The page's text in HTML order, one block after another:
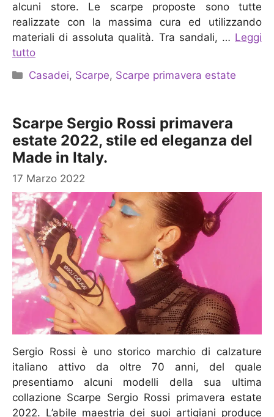
alcuni store. Le scarpe proposte sono tutte
realizzate con la massima cura ed utilizzando
materiali di assoluta qualità. Tra sandali, … Leggi
tutto
Categorie
Casadei, Scarpe, Scarpe primavera estate
Scarpe Sergio Rossi primavera
estate 2022, stile ed eleganza del
Made in Italy.
17 Marzo 2022
Sergio Rossi è uno storico marchio di calzature
italiano attivo da oltre 70 anni, del quale
presentiamo alcuni modelli della sua ultima
collazione Scarpe Sergio Rossi primavera estate
2022. L’abile maestria dei suoi artigiani produce